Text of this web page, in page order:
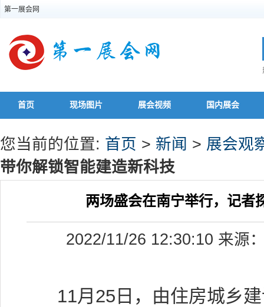
第一展会网
首页 现场图片 展会视频 国内展会
您当前的位置: 首页 > 新闻 > 展会观
带你解锁智能建造新科技
两场盛会在南宁举行，记者
2022/11/26 12:30:10 来源
11月25日，由住房城乡建